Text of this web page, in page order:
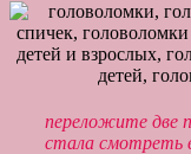
переложите две
стала смотреть